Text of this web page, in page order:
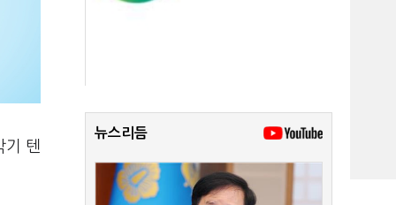
기 텐
뉴스리듬